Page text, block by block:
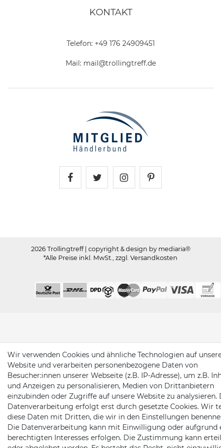
KONTAKT
Telefon: +49 176 24909451
Mail: mail@trollingtreff.de
2026 Trollingtreff | copyright & design by mediaria®
*Alle Preise inkl. MwSt., zzgl. Versandkosten
Wir verwenden Cookies und ähnliche Technologien auf
Website und verarbeiten personenbezogene Daten von
Besucher:innen unserer Webseite (z.B. IP-Adresse), um z.B.
und Anzeigen zu personalisieren, Medien von Drittanbietern
einzubinden oder Zugriffe auf unsere Website zu analysieren.
Datenverarbeitung erfolgt erst durch gesetzte Cookies. Wir
diese Daten mit Dritten, die wir in den Einstellungen
Die Datenverarbeitung kann mit Einwilligung oder aufgrund
berechtigten Interesses erfolgen. Die Zustimmung kann